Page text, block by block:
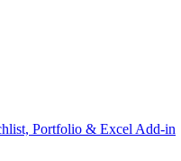
Portfolio & Excel Add-in